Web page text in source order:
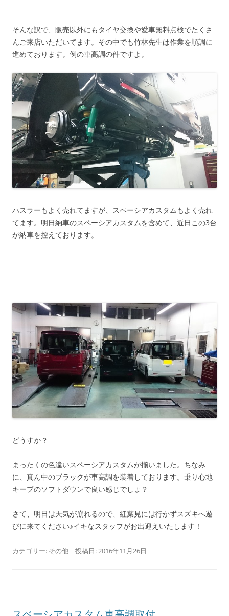
そんな訳で、販売以外にもタイヤ交換や愛車無料点検でたくさ
んご来店いただいてます。その中でも竹林先生は作業を順調に
進めております。例の車高調の件ですよ。
ハスラーもよく売れてますが、スペーシアカスタムもよく売れ
てます。明日納車のスペーシアカスタムを含めて、近日この3台
が納車を控えております。
どうすか？
まったくの色違いスペーシアカスタムが揃いました。ちなみ
に、真ん中のブラックが車高調を装着しております。乗り心地
キープのソフトダウンで良い感じでしょ？
さて、明日は天気が崩れるので、紅葉見には行かずスズキへ遊
びに来てください♪イキなスタッフがお出迎えいたします！
カテゴリー: その他 | 投稿日:2016年11月26日 |